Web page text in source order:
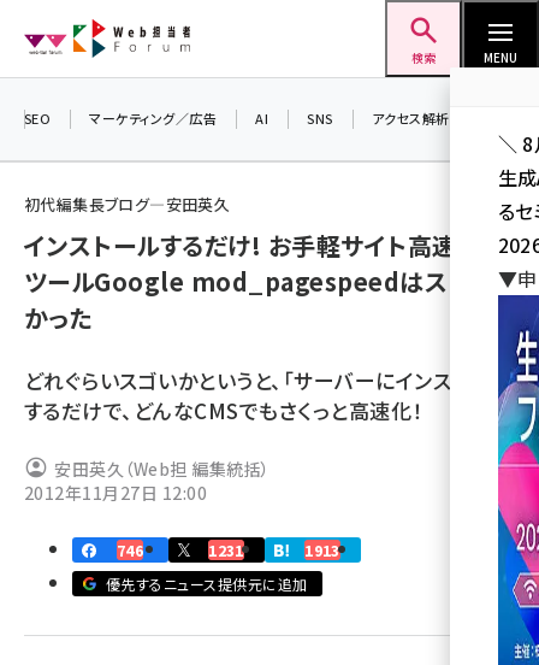
ン
検索 MENU
seo (3541)
note (2323)
z世代 (1632)
meo (1282)
llmo (1171)
SEO マーケティング／広告 AI SNS アクセス解析／データ分析
初代編集長ブログ―安田英久
インストールするだけ! お手軽サイト高速化
ツールGoogle mod_pagespeedはスゴ
かった
どれぐらいスゴいかというと、「サーバーにインストール
するだけで、どんなCMSでもさくっと高速化！
安田英久（Web担 編集統括）
2012年11月27日 12:00
746 1231
1913
優先するニュース提供元に追加
＼ 8
生
る
▼申